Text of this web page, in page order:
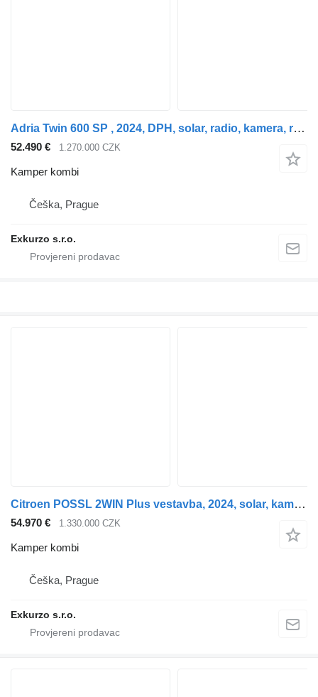
Adria Twin 600 SP , 2024, DPH, solar, radio, kamera, rezerva
52.490 € 1.270.000 CZK
Kamper kombi
Češka, Prague
Exkurzo s.r.o.
Citroen POSSL 2WIN Plus vestavba, 2024, solar, kamera,nosič, markýza
54.970 € 1.330.000 CZK
Kamper kombi
Češka, Prague
Exkurzo s.r.o.